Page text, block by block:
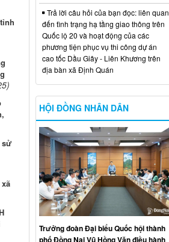
sử
Trả lời câu hỏi của bạn đọc: liên quan
đến tình trạng hạ tầng giao thông trên
Quốc lộ 20 và hoạt động của các
phương tiện phục vụ thi công dự án
cao tốc Dầu Giây - Liên Khương trên
địa bàn xã Định Quán
HỘI ĐỒNG NHÂN DÂN
Trưởng đoàn Đại biểu Quốc hội thành
phố Đồng Nai Vũ Hồng Văn điều hành